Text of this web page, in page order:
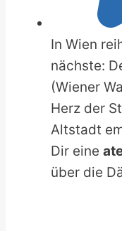
In Wien
nächste:
(Wiener
Herz der
Altstadt
Dir eine
über die